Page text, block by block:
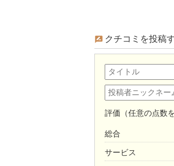
クチコミを投稿
評価（任意の点数
総合
サービス